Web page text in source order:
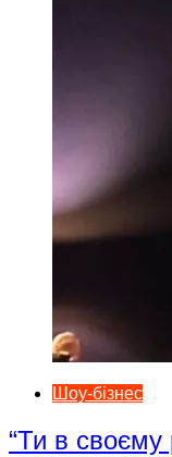
Шоу-бізнес
“Ти в